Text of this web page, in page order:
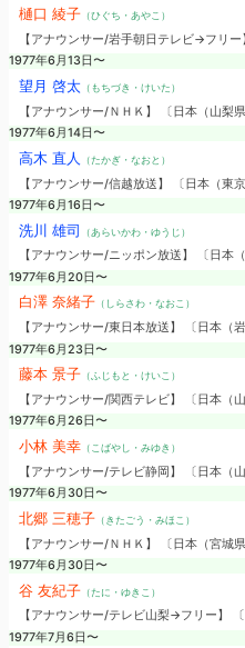
樋口 綾子（ひぐち・あやこ）
【アナウンサー/岩手朝日テレビ→フリー
1977年6月13日〜
望月 啓太（もちづき・けいた）
【アナウンサー/ＮＨＫ】 〔日本（山梨県
1977年6月14日〜
高木 直人 （たかぎ・なおと）
【アナウンサー/信越放送】 〔日本（東京
1977年6月16日〜
洗川 雄司 （あらいかわ・ゆうじ）
【アナウンサー/ニッポン放送】 〔日本（
1977年6月20日〜
白澤 奈緒子（しらさわ・なおこ）
【アナウンサー/東日本放送】 〔日本（岩
1977年6月23日〜
藤本 景子（ふじもと・けいこ）
【アナウンサー/関西テレビ】 〔日本（山
1977年6月26日〜
小林 美幸（こばやし・みゆき）
【アナウンサー/テレビ静岡】 〔日本（山
1977年6月30日〜
北郷 三穂子（きたごう・みほこ）
【アナウンサー/ＮＨＫ】 〔日本（宮城県
1977年6月30日〜
谷 友紀子（たに・ゆきこ）
【アナウンサー/テレビ山梨→フリー】 〔
1977年7月6日〜